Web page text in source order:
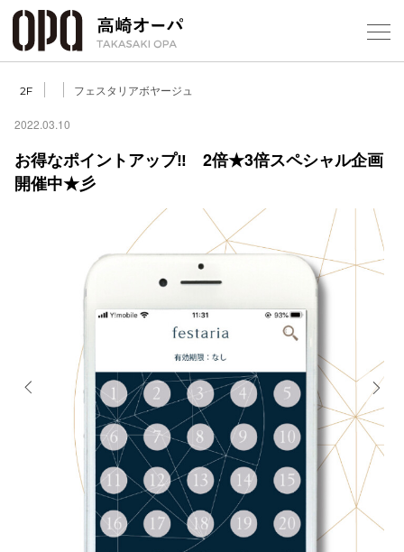
2F フェスタリアボヤージュ
2022.03.10
お得なポイントアップ‼ 2倍★3倍スペシャル企画
開催中★彡
Next
フロア
ショッ
レスト
スタッ
電話で